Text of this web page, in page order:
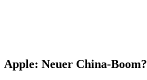
Apple: Neuer China-Boom?